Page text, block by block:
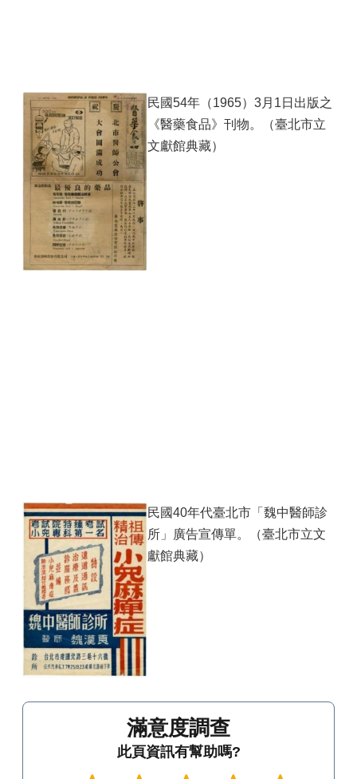
民國54年（1965）3月1日出版之
《醫藥食品》刊物。（臺北市立
文獻館典藏）
民國40年代臺北市「魏中醫師診
所」廣告宣傳單。（臺北市立文
獻館典藏）
滿意度調查
此頁資訊有幫助嗎?